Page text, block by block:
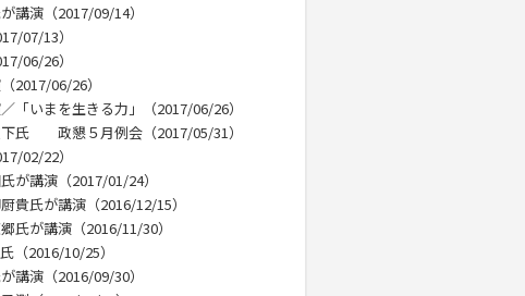
講演（2017/09/14）
07/13）
06/26）
2017/06/26）
「いまを生きる力」（2017/06/26）
下氏 政懇５月例会（2017/05/31）
02/22）
講演（2017/01/24）
氏が講演（2016/12/15）
が講演（2016/11/30）
2016/10/25）
講演（2016/09/30）